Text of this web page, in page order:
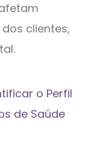
clientes,
o Perfil
de Saúde